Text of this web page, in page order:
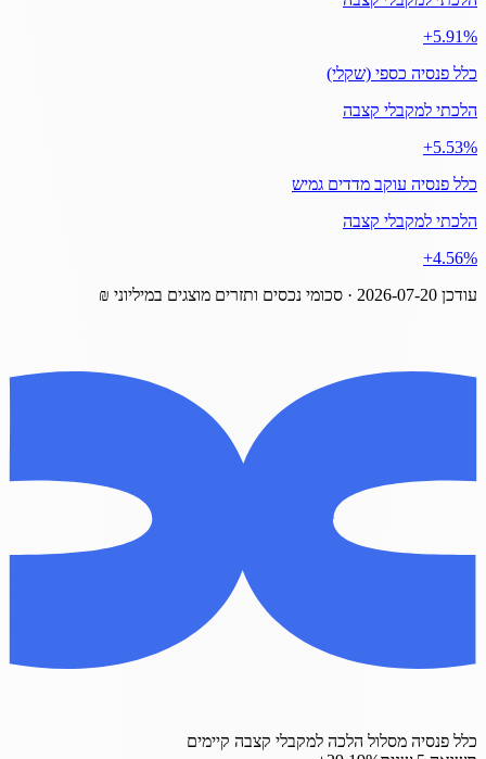
‎+5.91%
כלל פנסיה כספי (שקלי)
הלכתי למקבלי קצבה
‎+5.53%
כלל פנסיה עוקב מדדים גמיש
הלכתי למקבלי קצבה
‎+4.56%
עודכן 2026-07-20 · סכומי נכסים ותזרים מוצגים במיליוני ₪
כלל פנסיה מסלול הלכה למקבלי קצבה קיימים